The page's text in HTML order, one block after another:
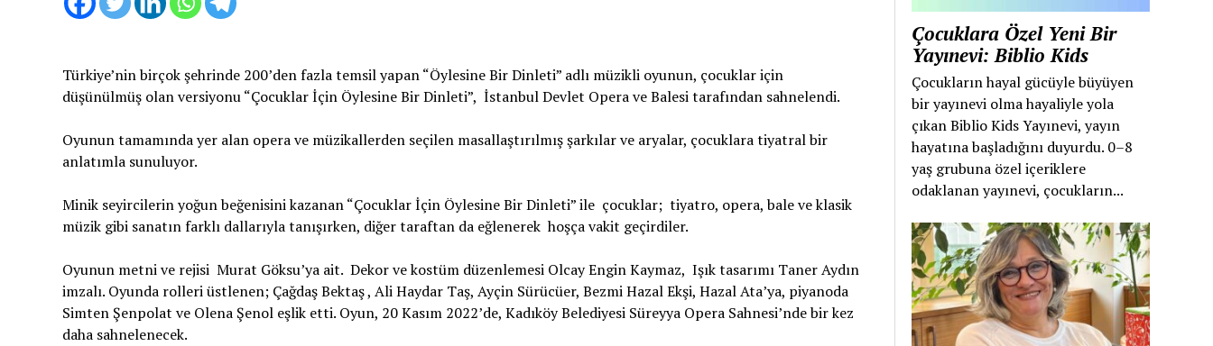
Türkiye’nin birçok şehrinde 200’den fazla temsil yapan “Öylesine Bir Dinleti” adlı müzikli oyunun, çocuklar için
düşünülmüş olan versiyonu “Çocuklar İçin Öylesine Bir Dinleti”, İstanbul Devlet Opera ve Balesi tarafından sahnelendi.
Oyunun tamamında yer alan opera ve müzikallerden seçilen masallaştırılmış şarkılar ve aryalar, çocuklara tiyatral bir
anlatımla sunuluyor.
Minik seyircilerin yoğun beğenisini kazanan “Çocuklar İçin Öylesine Bir Dinleti” ile çocuklar; tiyatro, opera, bale ve klasik
müzik gibi sanatın farklı dallarıyla tanışırken, diğer taraftan da eğlenerek hoşça vakit geçirdiler.
Oyunun metni ve rejisi Murat Göksu’ya ait. Dekor ve kostüm düzenlemesi Olcay Engin Kaymaz, Işık tasarımı Taner Aydın
imzalı. Oyunda rolleri üstlenen; Çağdaş Bektaş , Ali Haydar Taş, Ayçin Sürücüer, Bezmi Hazal Ekşi, Hazal Ata’ya, piyanoda
Simten Şenpolat ve Olena Şenol eşlik etti. Oyun, 20 Kasım 2022’de, Kadıköy Belediyesi Süreyya Opera Sahnesi’nde bir kez
daha sahnelenecek.
Çocuklara Özel Yeni Bir
Yayınevi: Biblio Kids
Çocukların hayal gücüyle büyüyen
bir yayınevi olma hayaliyle yola
çıkan Biblio Kids Yayınevi, yayın
hayatına başladığını duyurdu. 0–8
yaş grubuna özel içeriklere
odaklanan yayınevi, çocukların...